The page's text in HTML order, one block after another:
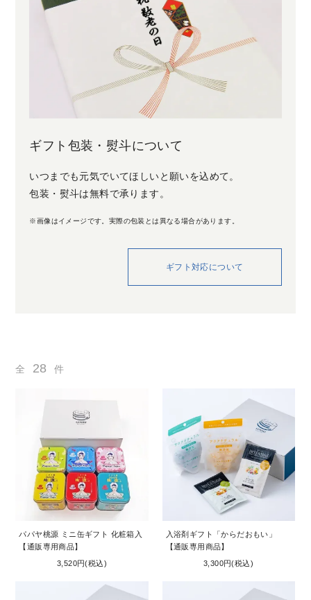
ギフト包装・熨斗について
いつまでも元気でいてほしいと願いを込めて。
包装・熨斗は無料で承ります。
※画像はイメージです。実際の包装とは異なる場合があります。
ギフト対応について
全 28 件
パパヤ桃源 ミニ缶ギフト 化粧箱入
【通販専用商品】
3,520円(税込)
入浴剤ギフト「からだおもい」
【通販専用商品】
3,300円(税込)